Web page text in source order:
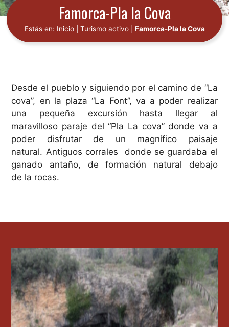
Famorca-Pla la Cova
Estás en: Inicio| Turismo activo| Famorca-Pla la Cova
Desde el pueblo y siguiendo por el camino de “La
cova”, en la plaza “La Font”, va a poder realizar
una pequeña excursión hasta llegar al
maravilloso paraje del “Pla La cova” donde va a
poder disfrutar de un magnífico paisaje
natural. Antiguos corrales donde se guardaba el
ganado antaño, de formación natural debajo
de la rocas.